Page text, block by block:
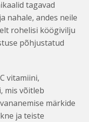
tagavad
nahale, andes neile
rohelisi köögivilju
põhjustatud
vitamiini,
mis võitleb
märkide
ja teiste